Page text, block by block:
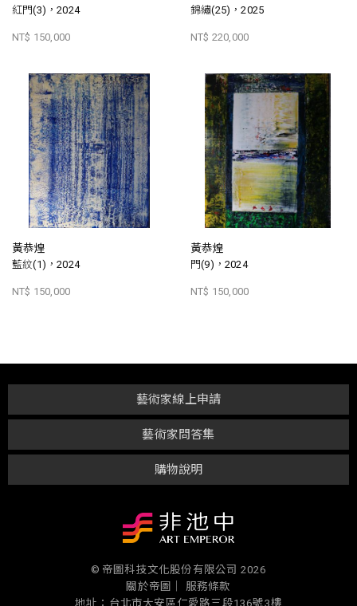
紅門(3)，2024
NT$ 150,000
錦繡(25)，2025
NT$ 220,000
黃恭煌
藍紋(1)，2024
NT$ 150,000
黃恭煌
門(9)，2024
NT$ 150,000
購物說明
藝術家問答集
藝術家線上申請
© 帝圖科技文化股份有限公司 2026
關於帝圖｜
服務條款
地址：台北市大安區仁愛路三段136號3樓